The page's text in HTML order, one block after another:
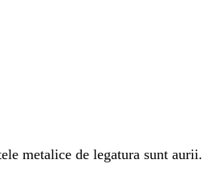
metalice de legatura sunt aurii.